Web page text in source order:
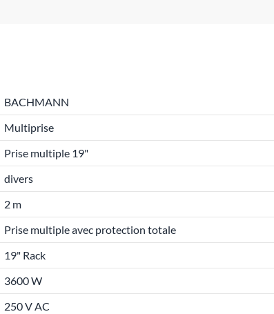
BACHMANN
Multiprise
Prise multiple 19"
divers
2 m
Prise multiple avec protection totale
19" Rack
3600 W
250 V AC